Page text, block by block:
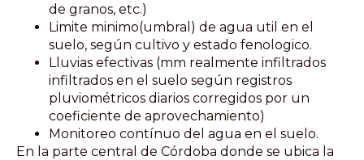
de granos, etc.)
Limite minimo(umbral) de agua util en el
suelo, según cultivo y estado fenologico.
Lluvias efectivas (mm realmente infiltrados
infiltrados en el suelo según registros
pluviométricos diarios corregidos por un
coeficiente de aprovechamiento)
Monitoreo contínuo del agua en el suelo.
En la parte central de Córdoba donde se ubica la